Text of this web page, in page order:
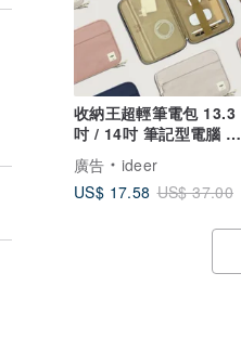
收納王超輕筆電包 13.3
吋 / 14吋 筆記型電腦 公
事包書包
廣告
ideer
US$ 17.58 US$ 37.00